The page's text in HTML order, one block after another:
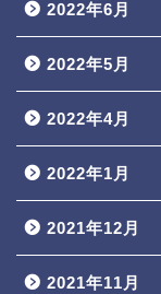
2022年6月
2022年5月
2022年4月
2022年1月
2021年12月
2021年11月